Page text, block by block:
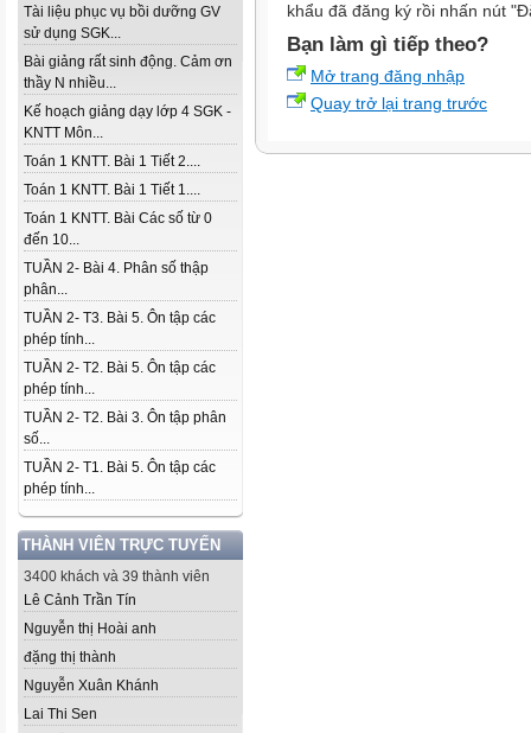
Tài liệu phục vụ bồi dưỡng GV
sử dụng SGK...
Bài giảng rất sinh động. Cảm ơn
thầy N nhiều...
Kế hoạch giảng dạy lớp 4 SGK -
KNTT Môn...
Toán 1 KNTT. Bài 1 Tiết 2....
Toán 1 KNTT. Bài 1 Tiết 1....
Toán 1 KNTT. Bài Các số từ 0
đến 10...
TUẦN 2- Bài 4. Phân số thập
phân...
TUẦN 2- T3. Bài 5. Ôn tập các
phép tính...
TUẦN 2- T2. Bài 5. Ôn tập các
phép tính...
TUẦN 2- T2. Bài 3. Ôn tập phân
số...
TUẦN 2- T1. Bài 5. Ôn tập các
phép tính...
THÀNH VIÊN TRỰC TUYẾN
3400 khách và 39 thành viên
Lê Cảnh Trần Tín
Nguyễn thị Hoài anh
đặng thị thành
Nguyễn Xuân Khánh
Lai Thi Sen
khẩu đã đăng ký rồi nhấn nút
Bạn làm gì tiếp theo?
Mở trang đăng nhập
Quay trở lại trang trước